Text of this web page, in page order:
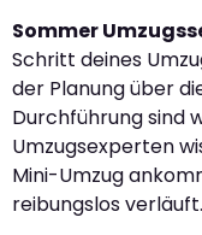
Sommer
Schritt deines
der Planung über
Durchführung sind
Umzugsexperten
Mini-Umzug
reibungslos verläuft.